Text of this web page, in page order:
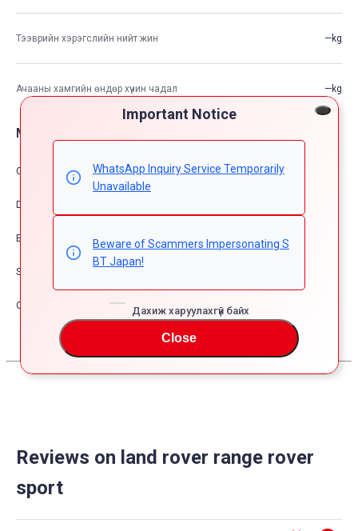
Important Notice
WhatsApp Inquiry Service Temporarily
Unavailable
Beware of Scammers Impersonating S
BT Japan!
Дахиж харуулахгүй байх
Close
Тээврийн хэрэгслийн нийт жин —kg
Ачааны хамгийн өндөр хүчин чадал —kg
Машины тоноглол опшион
Comfort & Convenience
Dress Up
Exterior
Safety
Other
Reviews on land rover range rover
sport